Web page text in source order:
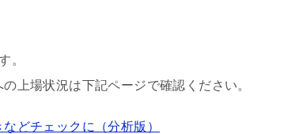
。
上場状況は下記ページで確認ください。
どチェックに（分析版）